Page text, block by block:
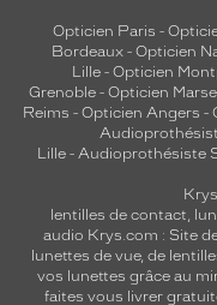
Opticien Paris -
Bordeaux- Opticien
Lille - Opticien
Grenoble - Opticien
Reims - Opticien Angers -
Lille- Audioprothésiste
lentilles de contact,
audio Krys.com : Site
lunettes de vue, de
vos lunettes grâce au
faites vous livrer